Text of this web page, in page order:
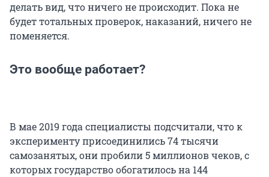
делать вид, что ничего не происходит. Пока не
будет тотальных проверок, наказаний, ничего не
поменяется.
Это вообще работает?
В мае 2019 года специалисты подсчитали, что к
эксперименту присоединились 74 тысячи
самозанятых, они пробили 5 миллионов чеков, с
которых государство обогатилось на 144